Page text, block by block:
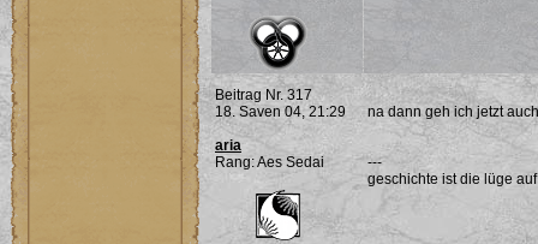
Beitrag Nr. 317
18. Saven 04, 21:29
aria
Rang: Aes Sedai
na dann geh ich jetzt
---
geschichte ist die lüge